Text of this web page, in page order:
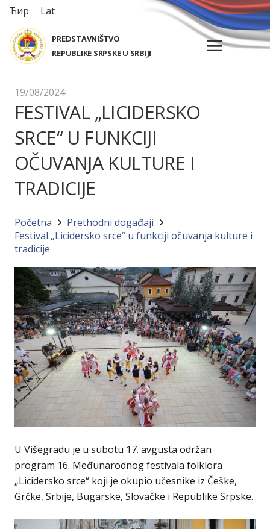
Ћир Lat
PREDSTAVNIŠTVO
REPUBLIKE SRPSKE U SRBIJI
19/08/2024
FESTIVAL „LICIDERSKO
SRCE“ U FUNKCIJI
OČUVANJA KULTURE I
TRADICIJE
Početna
Prethodni događaji
Festival „Licidersko srce“ u funkciji očuvanja kulture i
tradicije
U Višegradu je u subotu 17. avgusta održan
program 16. Međunarodnog festivala folklora
„Licidersko srce“ koji je okupio učesnike iz Češke,
Grčke, Srbije, Bugarske, Slovačke i Republike Srpske.